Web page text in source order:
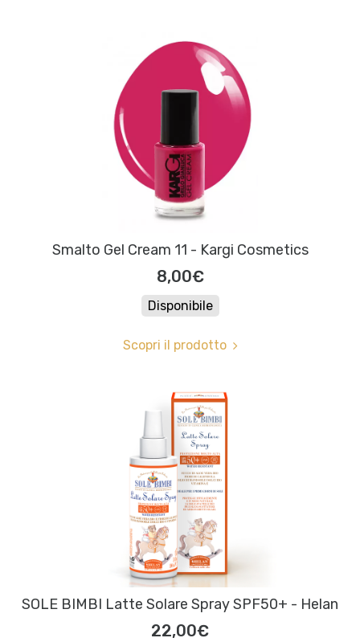
Smalto Gel Cream 11 - Kargi Cosmetics
8,00€
Disponibile
Scopri il prodotto
SOLE BIMBI Latte Solare Spray SPF50+ - Helan
22,00€